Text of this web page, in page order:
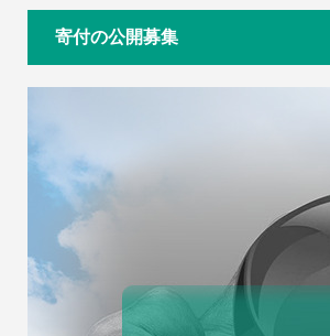
寄付の公開募集